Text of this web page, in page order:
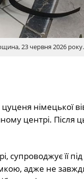
23 червня 2026
німецької
центрі.
її під
адже не